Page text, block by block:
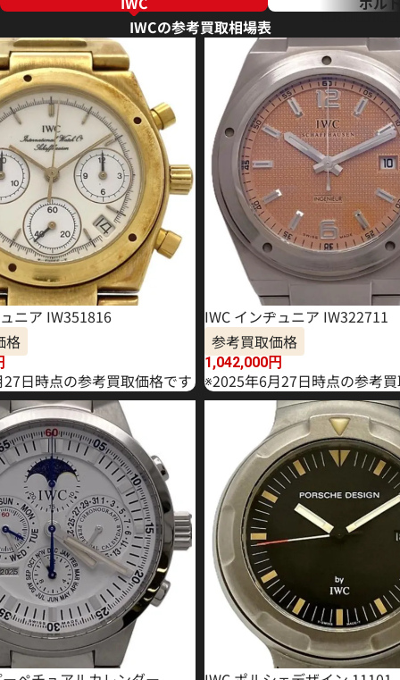
IWCの参考買取相場表
ニア IW351816
格
日時点の参考買取価格です
IWC インヂュニア IW322711
参考買取価格
1,042,000円
※2025年6月27日時点の参考